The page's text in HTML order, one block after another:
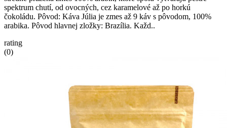
spektrum chutí, od ovocných, cez karamelové až po horkú
čokoládu. Pôvod: Káva Júlia je zmes až 9 káv s pôvodom, 100%
arabika. Pôvod hlavnej zložky: Brazília. Každ..
rating
(0)